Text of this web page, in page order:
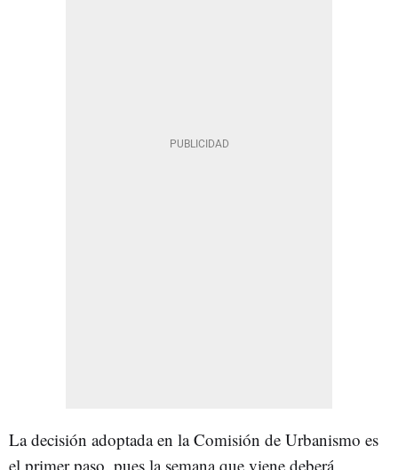
La decisión adoptada en la Comisión de Urbanismo es
el primer paso, pues la semana que viene deberá